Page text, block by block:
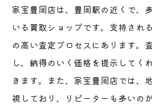
家宝豊岡店の強みと他
お得に買取を利用するため
適切なタイミングで買
家宝豊岡店での季節別
家宝豊岡店は、豊岡駅の近くで、
いる買取ショップです。支持され
の高い査定プロセスにあります。
し、納得のいく価格を提示してく
きます。また、家宝豊岡店では、
視しており、リピーターも多いの